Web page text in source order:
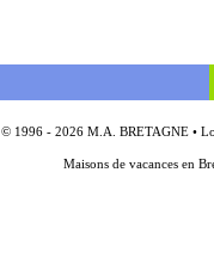
© 1996 - 2026 M.A. BRETAGNE •
Maisons de vacances en